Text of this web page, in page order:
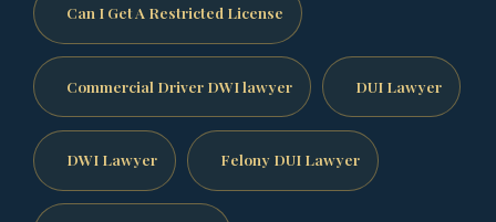
Can I Get A Restricted License
Commercial Driver DWI lawyer DUI Lawyer
DWI Lawyer Felony DUI Lawyer